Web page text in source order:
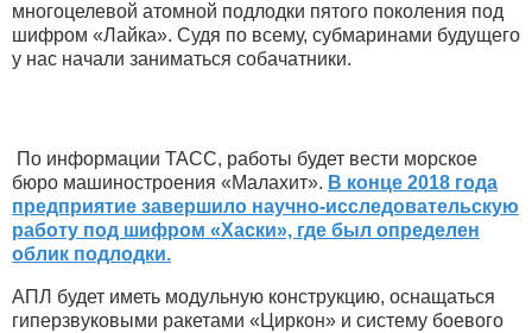
многоцелевой атомной подлодки пятого поколения под
шифром «Лайка». Судя по всему, субмаринами будущего
у нас начали заниматься собачатники.
По информации ТАСС, работы будет вести морское
бюро машиностроения «Малахит». В конце 2018 года
предприятие завершило научно-исследовательскую
работу под шифром «Хаски», где был определен
облик подлодки.
АПЛ будет иметь модульную конструкцию, оснащаться
гиперзвуковыми ракетами «Циркон» и систему боевого